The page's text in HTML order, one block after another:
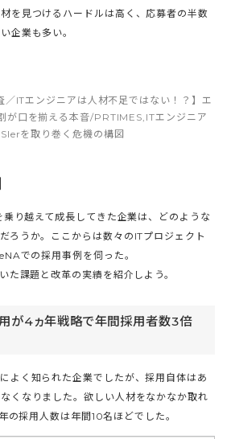
を見つけるハードルは高く、応募者の半数
企業も多い。
／ITエンジニアは人材不足ではない！？】エ
が口を揃える本音/PRTIMES ITエンジニア
を取り巻く危機の構図
り越えて成長してきた企業は、どのような
ろうか。ここからは数々のITプロジェクト
での採用事例を伺った。
た課題と改革の実績を紹介しよう。
が4ヵ年戦略で年間採用者数3倍
よく知られた企業でしたが、採用自体はあ
くなりました。欲しい人材をなかなか取れ
の採用人数は年間10名ほどでした。